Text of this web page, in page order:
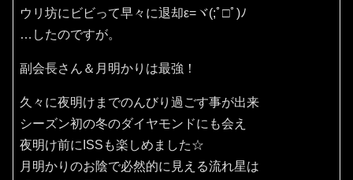
ウリ坊にビビって早々に退却ε=ヾ(;ﾟ□ﾟ)ﾉ
…したのですが。
副会長さん＆月明かりは最強！
久々に夜明けまでのんびり過ごす事が出来
シーズン初の冬のダイヤモンドにも会え
夜明け前にISSも楽しめました☆
月明かりのお陰で必然的に見える流れ星は